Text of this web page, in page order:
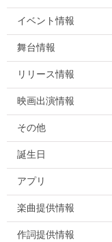
イベント情報
舞台情報
リリース情報
映画出演情報
その他
誕生日
アプリ
楽曲提供情報
作詞提供情報